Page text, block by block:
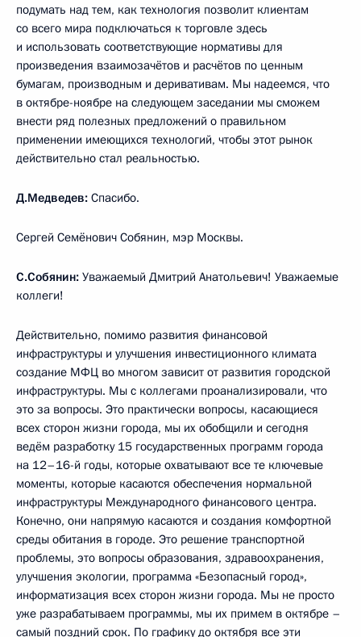
подумать над тем, как технология позволит клиентам
со всего мира подключаться к торговле здесь
и использовать соответствующие нормативы для
произведения взаимозачётов и расчётов по ценным
бумагам, производным и деривативам. Мы надеемся, что
в октябре-ноябре на следующем заседании мы сможем
внести ряд полезных предложений о правильном
применении имеющихся технологий, чтобы этот рынок
действительно стал реальностью.
Д.Медведев: Спасибо.
Сергей Семёнович Собянин, мэр Москвы.
С.Собянин: Уважаемый Дмитрий Анатольевич! Уважаемые
коллеги!
Действительно, помимо развития финансовой
инфраструктуры и улучшения инвестиционного климата
создание МФЦ во многом зависит от развития городской
инфраструктуры. Мы с коллегами проанализировали, что
это за вопросы. Это практически вопросы, касающиеся
всех сторон жизни города, мы их обобщили и сегодня
ведём разработку 15 государственных программ города
на 12–16-й годы, которые охватывают все те ключевые
моменты, которые касаются обеспечения нормальной
инфраструктуры Международного финансового центра.
Конечно, они напрямую касаются и создания комфортной
среды обитания в городе. Это решение транспортной
проблемы, это вопросы образования, здравоохранения,
улучшения экологии, программа «Безопасный город»,
информатизация всех сторон жизни города. Мы не просто
уже разрабатываем программы, мы их примем в октябре –
самый поздний срок. По графику до октября все эти